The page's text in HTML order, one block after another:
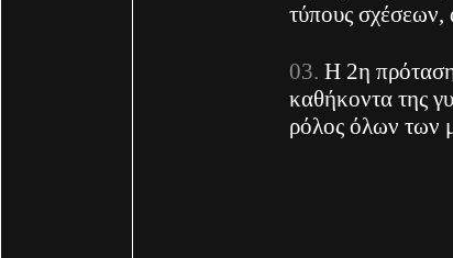
τύπους
Η 2η
καθήκοντα της
ρόλος όλων των